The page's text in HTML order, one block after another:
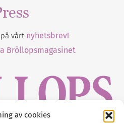
av cookies
vårt nyhetsbrev!
Bröllopsmagasinet